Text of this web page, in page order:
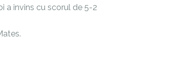
a invins cu scorul de 5-2